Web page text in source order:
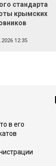
стандарта
крымских
12:35
в его